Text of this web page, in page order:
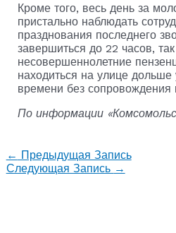
Кроме того, весь день за
пристально наблюдать
празднования последнего
завершиться до 22 часов, так
несовершеннолетние
находиться на улице дольше
времени без сопровождения
По информации
← Предыдущая Запись
Следующая Запись →